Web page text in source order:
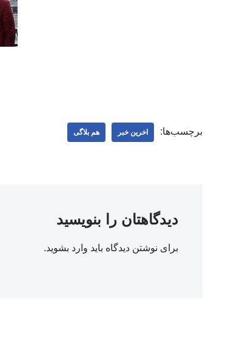
برچسب‌ها: اخرین خبر هم بلاگی
دیدگاهتان را بنویسید
برای نوشتن دیدگاه باید وارد بشوید.